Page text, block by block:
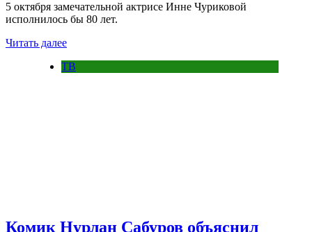
5 октября замечательной актрисе Инне Чуриковой
исполнилось бы 80 лет.
Читать далее
ТВ
Комик Нурлан Сабуров объяснил